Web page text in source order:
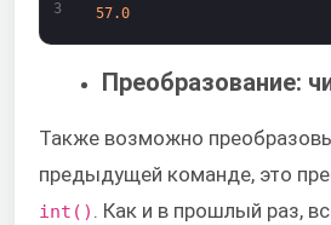
3
57.0
Преобразование:
Также возможно
предыдущей команде, это
int()
. Как и в прошлый раз,